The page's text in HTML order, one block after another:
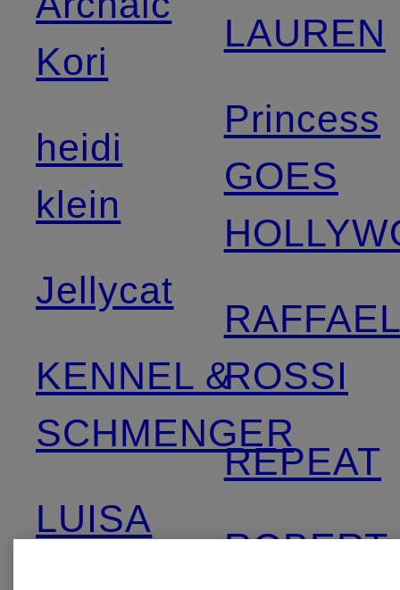
Kori
heidi
klein
Jellycat
KENNEL &
SCHMENGER
LUISA
LAUREN
Princess
GOES
ROSSI
REPEAT
ROBERT